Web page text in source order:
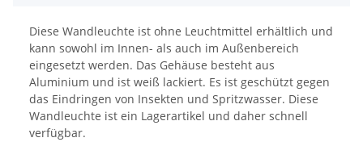
Diese Wandleuchte ist ohne Leuchtmittel erhältlich und
kann sowohl im Innen- als auch im Außenbereich
eingesetzt werden. Das Gehäuse besteht aus
Aluminium und ist weiß lackiert. Es ist geschützt gegen
das Eindringen von Insekten und Spritzwasser. Diese
Wandleuchte ist ein Lagerartikel und daher schnell
verfügbar.